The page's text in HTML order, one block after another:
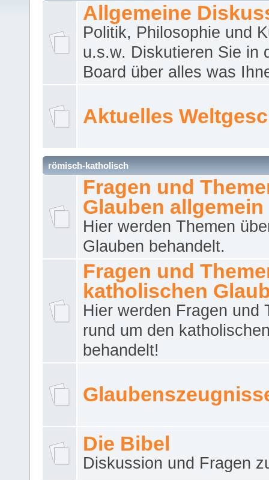
Allgemeine
Politik, Philosophie und
u.s.w. Diskutieren Sie in
Board über alles was
Aktuelles
römisch-katholisch
Fragen und
Glauben allgemein
Hier werden Themen
Glauben behandelt.
Fragen und
katholischen
Hier werden Fragen und
rund um den
behandelt!
Die Bibel
Diskussion und Fragen